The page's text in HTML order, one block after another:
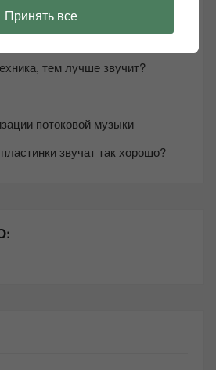
Hi-Fi техники
тем лучше звучит?
потоковой музыки
звучат так хорошо?
Принять все